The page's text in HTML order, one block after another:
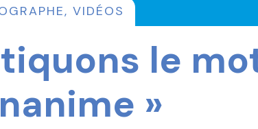
, VIDÉOS
le
»